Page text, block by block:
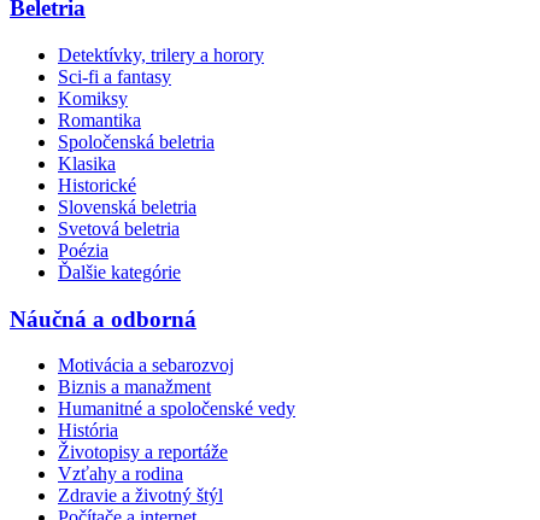
Beletria
Detektívky, trilery a horory
Sci-fi a fantasy
Komiksy
Romantika
Spoločenská beletria
Klasika
Historické
Slovenská beletria
Svetová beletria
Poézia
Ďalšie kategórie
Náučná a odborná
Motivácia a sebarozvoj
Biznis a manažment
Humanitné a spoločenské vedy
História
Životopisy a reportáže
Vzťahy a rodina
Zdravie a životný štýl